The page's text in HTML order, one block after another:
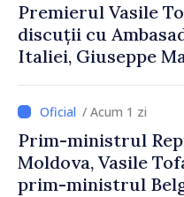
Premierul Vasile
discuții cu
Italiei, Giuseppe
/ Acum 1 zi
Prim-ministrul
Moldova, Vasile
prim-ministrul